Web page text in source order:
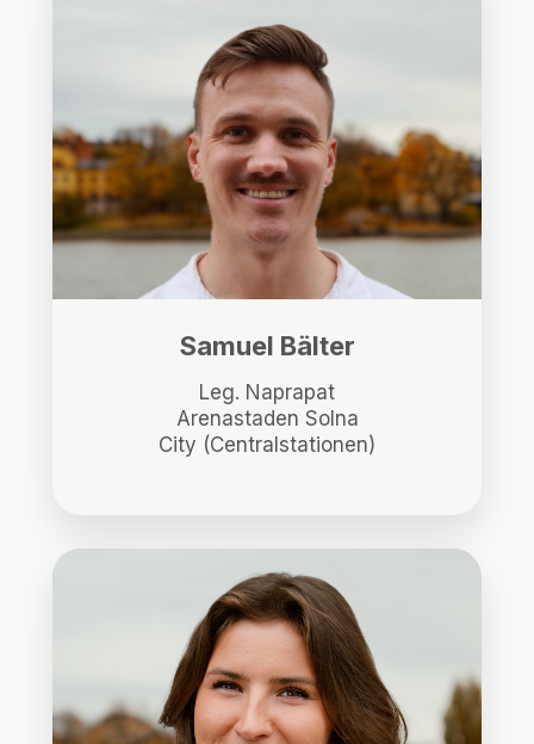
Samuel Bälter
Leg. Naprapat
Arenastaden Solna
City (Centralstationen)